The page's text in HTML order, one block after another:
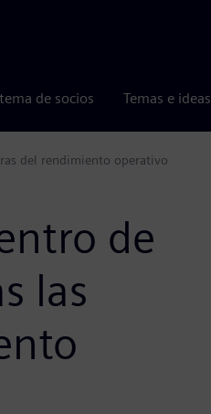
de socios Temas e ideas
del rendimiento operativo
de
las